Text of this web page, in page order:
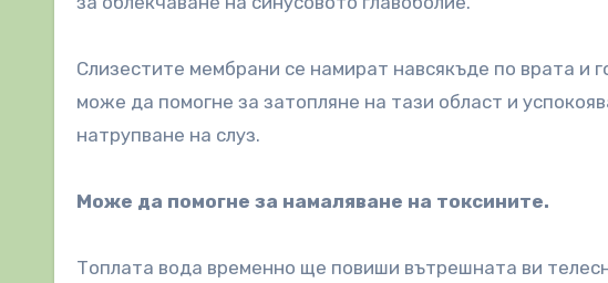
Слизестите мембрани се намират навсякъде по врата и
може да помогне за затопляне на тази област и
натрупване на слуз.
Може да помогне за намаляване на токсините.
Топлата вода временно ще повиши вътрешната ви